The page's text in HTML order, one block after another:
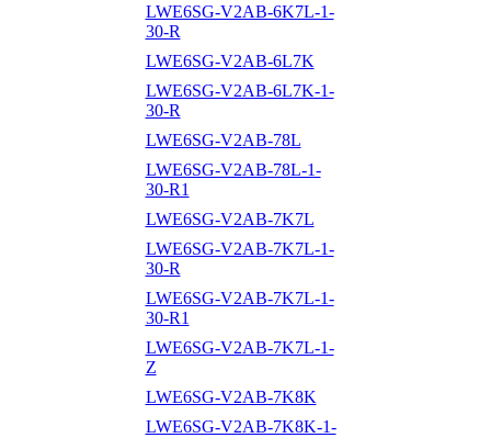
LWE6SG-V2AB-6K7L-1-
30-R
LWE6SG-V2AB-6L7K
LWE6SG-V2AB-6L7K-1-
30-R
LWE6SG-V2AB-78L
LWE6SG-V2AB-78L-1-
30-R1
LWE6SG-V2AB-7K7L
LWE6SG-V2AB-7K7L-1-
30-R
LWE6SG-V2AB-7K7L-1-
30-R1
LWE6SG-V2AB-7K7L-1-
Z
LWE6SG-V2AB-7K8K
LWE6SG-V2AB-7K8K-1-